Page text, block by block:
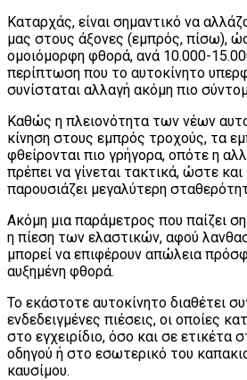
Καταρχάς, είναι σημαντικό να
μας στους άξονες (εμπρός, πίσω),
ομοιόμορφη φθορά, ανά 10.000-
περίπτωση που το αυτοκίνητο
συνίσταται αλλαγή ακόμη πιο
Καθώς η πλειονότητα των νέων
κίνηση στους εμπρός τροχούς, τα
φθείρονται πιο γρήγορα, οπότε η
πρέπει να γίνεται τακτικά, ώστε
παρουσιάζει μεγαλύτερη
Ακόμη μια παράμετρος που παίζει
η πίεση των ελαστικών, αφού
μπορεί να επιφέρουν απώλεια
αυξημένη φθορά.
Το εκάστοτε αυτοκίνητο διαθέτει
ενδεδειγμένες πιέσεις, οι οποίες
στο εγχειρίδιο, όσο και σε ετικέτα
οδηγού ή στο εσωτερικό του
καυσίμου.